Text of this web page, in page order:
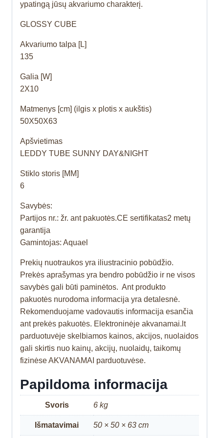
ypatingą jūsų akvariumo charakterį.
GLOSSY CUBE
Akvariumo talpa [L]
135
Galia [W]
2X10
Matmenys [cm] (ilgis x plotis x aukštis)
50X50X63
Apšvietimas
LEDDY TUBE SUNNY DAY&NIGHT
Stiklo storis [MM]
6
Savybės:
Partijos nr.: žr. ant pakuotės.CE sertifikatas2 metų
garantija
Gamintojas: Aquael
Prekių nuotraukos yra iliustracinio pobūdžio.
Prekės aprašymas yra bendro pobūdžio ir ne visos
savybės gali būti paminėtos. Ant produkto
pakuotės nurodoma informacija yra detalesnė.
Rekomenduojame vadovautis informacija esančia
ant prekės pakuotės. Elektroninėje akvanamai.lt
parduotuvėje skelbiamos kainos, akcijos, nuolaidos
gali skirtis nuo kainų, akcijų, nuolaidų, taikomų
fizinėse AKVANAMAI parduotuvėse.
Papildoma informacija
Svoris 6 kg
Išmatavimai 50 × 50 × 63 cm